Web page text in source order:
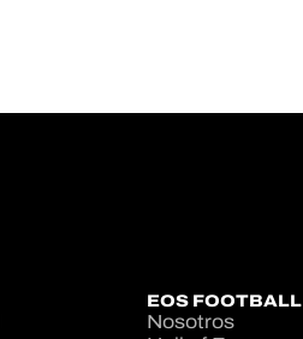
EOS FOOTBALL
Nosotros